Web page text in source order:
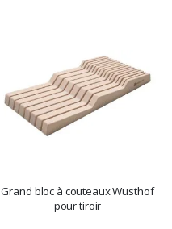
Grand bloc à couteaux Wusthof
pour tiroir